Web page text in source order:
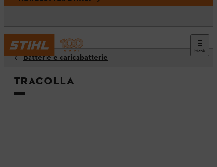
Menù
Batterie e caricabatterie
Tracolla